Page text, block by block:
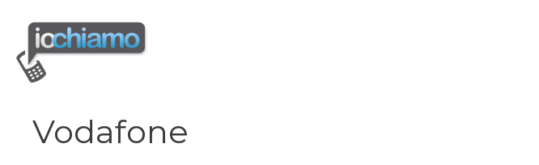
contenuto
Vodafone